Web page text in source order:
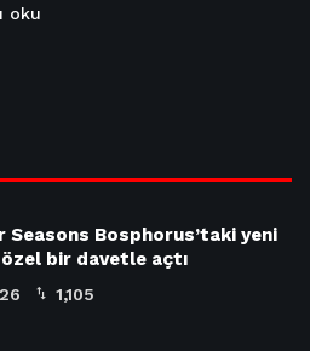
oku
Seasons Bosphorus’taki yeni
özel bir davetle açtı
1,105